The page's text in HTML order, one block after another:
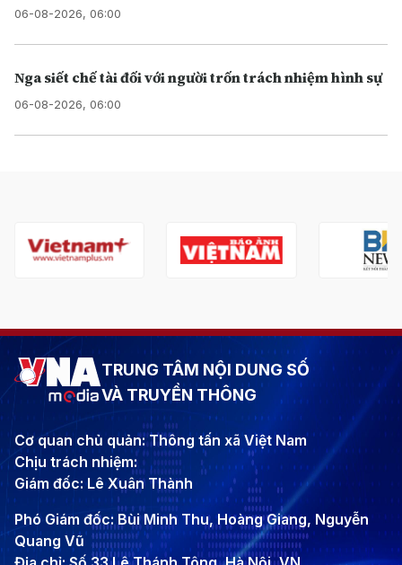
06-08-2026, 06:00
Nga siết chế tài đối với người trốn trách nhiệm hình sự
06-08-2026, 06:00
TRUNG TÂM NỘI DUNG SỐ
VÀ TRUYỀN THÔNG
Cơ quan chủ quản: Thông tấn xã Việt Nam
Chịu trách nhiệm:
Giám đốc: Lê Xuân Thành
Phó Giám đốc: Bùi Minh Thu, Hoàng Giang, Nguyễn
Quang Vũ